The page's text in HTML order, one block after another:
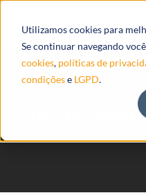
Utilizamos cookies para
Se continuar navegando
cookies, políticas de
condiçõese LGPD.
TK 106